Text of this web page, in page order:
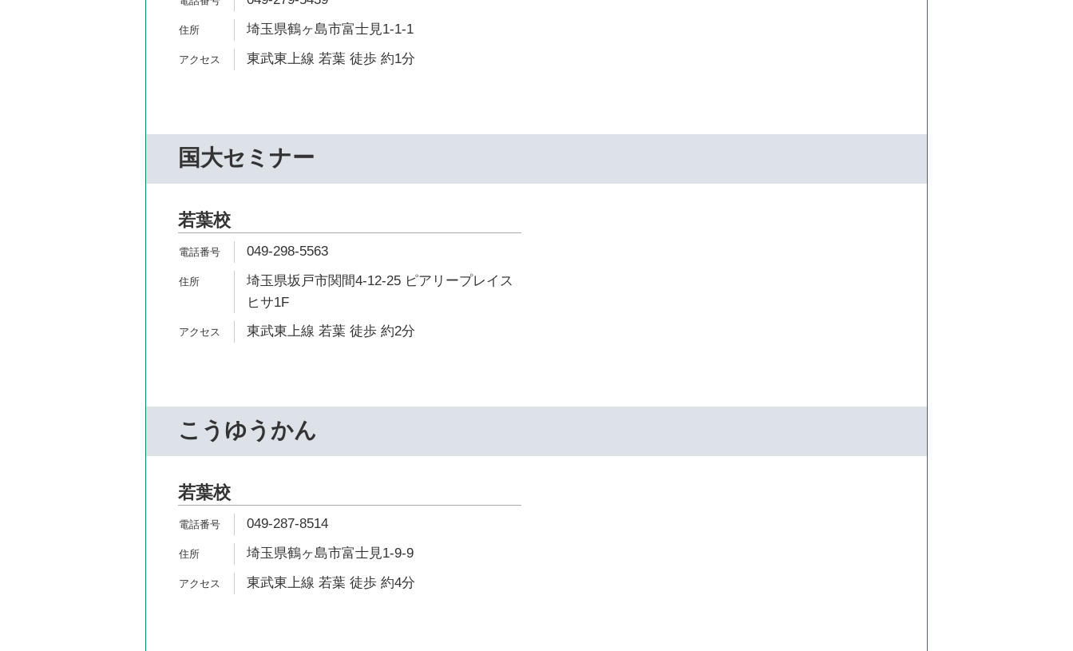
埼玉県鶴ヶ島市富士見1-1-1
東武東上線 若葉 徒歩 約1分
国大セミナー
若葉校
049-298-5563
埼玉県坂戸市関間4-12-25 ピアリープレイス
ヒサ1F
東武東上線 若葉 徒歩 約2分
こうゆうかん
若葉校
049-287-8514
埼玉県鶴ヶ島市富士見1-9-9
東武東上線 若葉 徒歩 約4分